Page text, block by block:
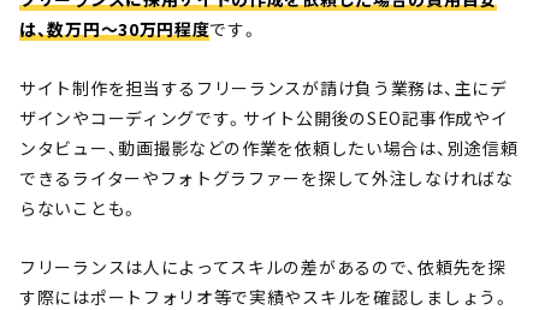
は、数万円〜30万円程度です。
サイト制作を担当するフリーランスが請け負う業務は、主にデ
ザインやコーディングです。サイト公開後のSEO記事作成やイ
ンタビュー、動画撮影などの作業を依頼したい場合は、別途信頼
できるライターやフォトグラファーを探して外注しなければな
らないことも。
フリーランスは人によってスキルの差があるので、依頼先を探
す際にはポートフォリオ等で実績やスキルを確認しましょう。